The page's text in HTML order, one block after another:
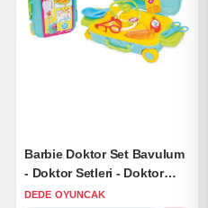
Barbie Doktor Set Bavulum
- Doktor Setleri - Doktor
Oyuncak Seti
DEDE OYUNCAK